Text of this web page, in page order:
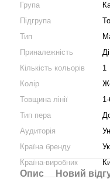
Група
Підгрупа
Тип
Приналежність
Кількість кольорів
1
Колір
Товщина лінії
Тип пера
Аудиторія
Країна бренду
Країна-виробник
Опис
Новий